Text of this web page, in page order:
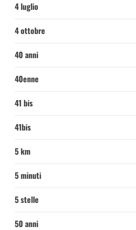
4 luglio
4 ottobre
40 anni
40enne
41 bis
41bis
5 km
5 minuti
5 stelle
50 anni